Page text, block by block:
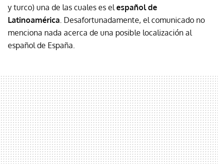
y turco) una de las cuales es el español de
Latinoamérica . Desafortunadamente, el comunicado no
menciona nada acerca de una posible localización al
español de España.